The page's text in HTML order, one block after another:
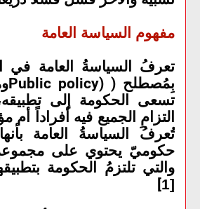
مفهوم السياسة العامة
تعرفُ السياسةُ العامة في
بِمُصطلح ( (Public policy
تسعى الحكومة إلى
التزامِ الجميع فيه أفراداً
تُعرفُ السياسةُ العامة
حكوميّ يحتوي على
والتي تلتزمُ الحكومة
[1
]